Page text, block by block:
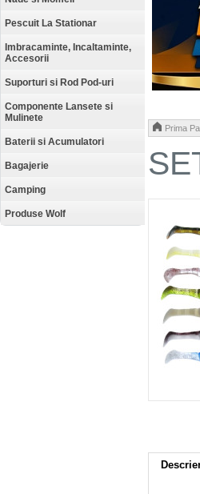
Pescuit La Stationar
Imbracaminte, Incaltaminte,
Accesorii
Suporturi si Rod Pod-uri
Componente Lansete si
Mulinete
Baterii si Acumulatori
Bagajerie
Camping
Produse Wolf
Prima